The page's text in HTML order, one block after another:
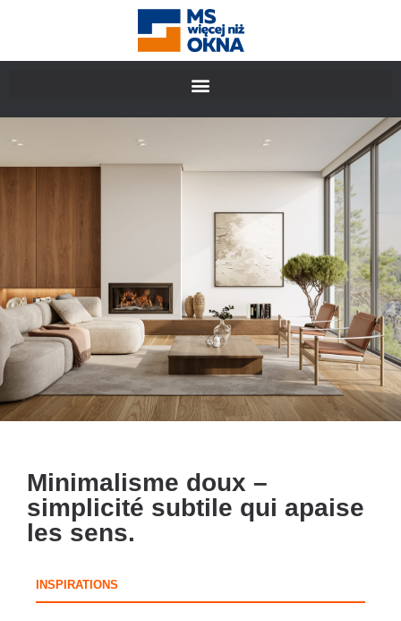
Minimalisme doux –
simplicité subtile qui apaise
les sens.
INSPIRATIONS